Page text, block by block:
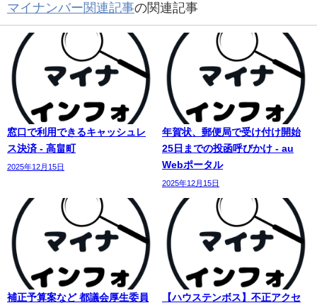
マイナンバー関連記事の関連記事
窓口で利用できるキャッシュレ
ス決済 - 高畠町
2025年12月15日
年賀状、郵便局で受け付け開始
25日までの投函呼びかけ - au
Webポータル
2025年12月15日
補正予算案など 都議会厚生委員
【ハウステンボス】不正アクセ